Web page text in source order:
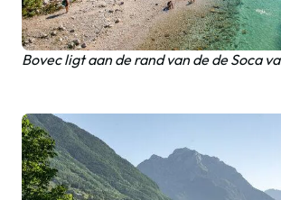
Bovec ligt aan de rand van de de Soca